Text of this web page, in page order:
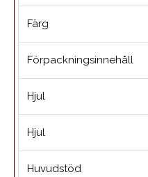
Färg
Förpackningsinnehåll
Hjul
Hjul
Huvudstöd